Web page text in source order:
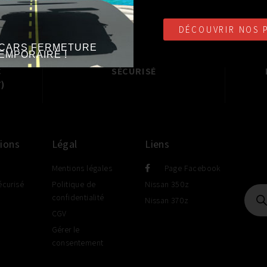
PAIEMENT EN LIGNE
SÉCURISÉ
Légal
Mentions légales
Politique de
confidentialité
CGV
Gérer le
consentement
Liens
Page Facebook
Nissan 350z
Nissan 370z
FERMETURE
!
DÉCOUVRIR NOS